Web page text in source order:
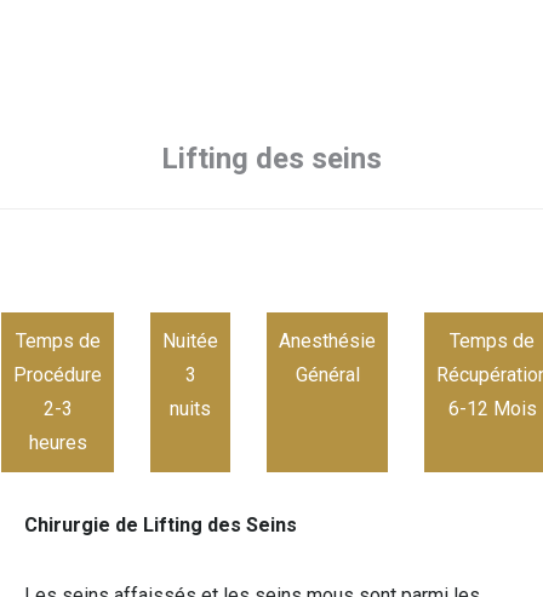
Lifting des seins
Temps de
Procédure
2-3
heures
Nuitée
3
nuits
Anesthésie
Général
Temps de
6-12 Mois
Chirurgie de Lifting des Seins